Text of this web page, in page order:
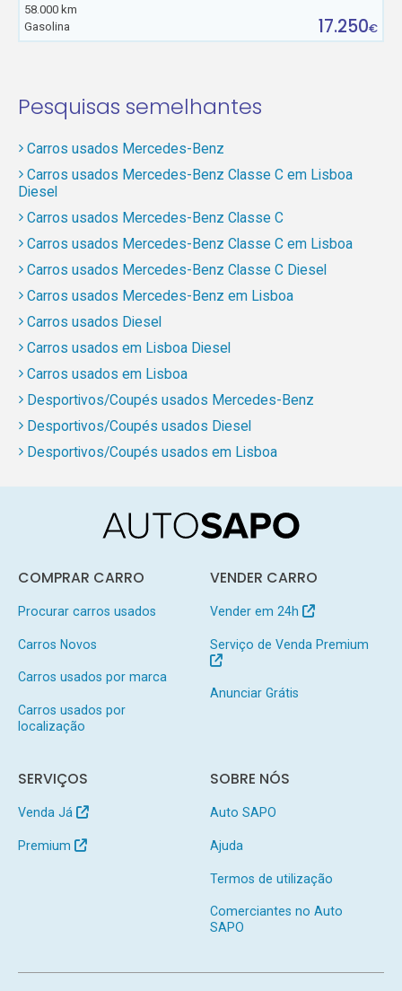
58.000 km
Gasolina
17.250€
Pesquisas semelhantes
Carros usados Mercedes-Benz
Carros usados Mercedes-Benz Classe C em Lisboa
Diesel
Carros usados Mercedes-Benz Classe C
Carros usados Mercedes-Benz Classe C em Lisboa
Carros usados Mercedes-Benz Classe C Diesel
Carros usados Mercedes-Benz em Lisboa
Carros usados Diesel
Carros usados em Lisboa Diesel
Carros usados em Lisboa
Desportivos/Coupés usados Mercedes-Benz
Desportivos/Coupés usados Diesel
Desportivos/Coupés usados em Lisboa
COMPRAR CARRO
Procurar carros usados
Carros Novos
Carros usados por marca
Carros usados por
localização
VENDER CARRO
Vender em 24h
Serviço de Venda Premium
Anunciar Grátis
SERVIÇOS
Venda Já
Premium
SOBRE NÓS
Auto SAPO
Ajuda
Termos de utilização
Comerciantes no Auto
SAPO